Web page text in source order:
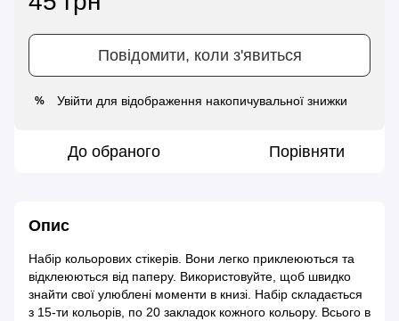
Повідомити, коли з'явиться
% Увійти для відображення накопичувальної знижки
До обраного Порівняти
Опис
Набір кольорових стікерів. Вони легко приклеюються та
відклеюються від паперу. Використовуйте, щоб швидко
знайти свої улюблені моменти в книзі. Набір складається
з 15-ти кольорів, по 20 закладок кожного кольору. Всього в